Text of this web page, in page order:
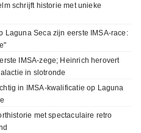
schrijft historie met unieke
Laguna Seca zijn eerste IMSA-race:
IMSA-zege; Heinrich herovert
in slotronde
in IMSA-kwalificatie op Laguna
met spectaculaire retro